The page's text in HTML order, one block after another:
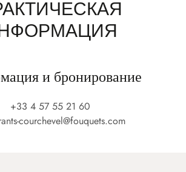
и бронирование
+33 4 57 55 21 60
courchevel@fouquets.com